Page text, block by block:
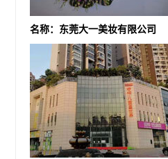
名称：东莞大一美妆有限公司